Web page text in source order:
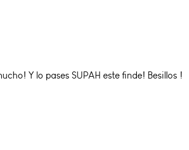
Y lo pases SUPAH este finde! Besillos !